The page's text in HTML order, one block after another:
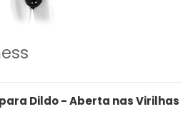
Dildo - Aberta nas Virilhas